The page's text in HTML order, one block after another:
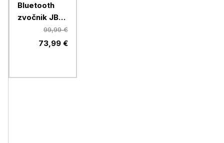
Bluetooth
zvočnik JBL
Grip, black
99,99 €
73,99 €